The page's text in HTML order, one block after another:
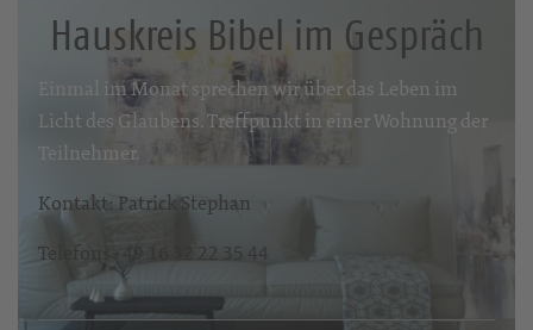
Hauskreis Bibel im Gespräch
Einmal im Monat sprechen wir über das Leben im
Licht des Glaubens. Treffpunkt in einer Wohnung der
Teilnehmer.
Kontakt: Patrick Stephan
Telefon: +49 16 32 22 35 44